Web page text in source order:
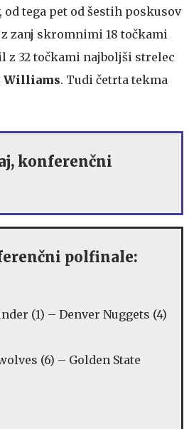
od tega pet od šestih poskusov
zanj skromnimi 18 točkami
z 32 točkami najboljši strelec
Williams. Tudi četrta tekma
konferenčni
polfinale:
(1) – Denver Nuggets (4)
(6) – Golden State